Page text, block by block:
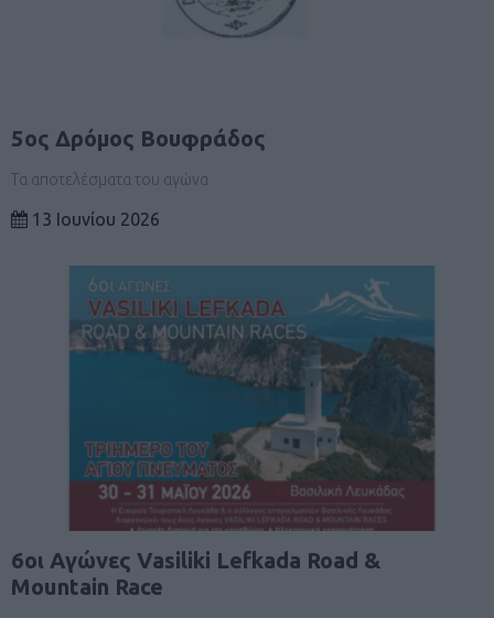
5ος Δρόμος Βουφράδος
Τα αποτελέσματα του αγώνα
13 Ιουνίου 2026
6oι Αγώνες Vasiliki Lefkada Road &
Mountain Race